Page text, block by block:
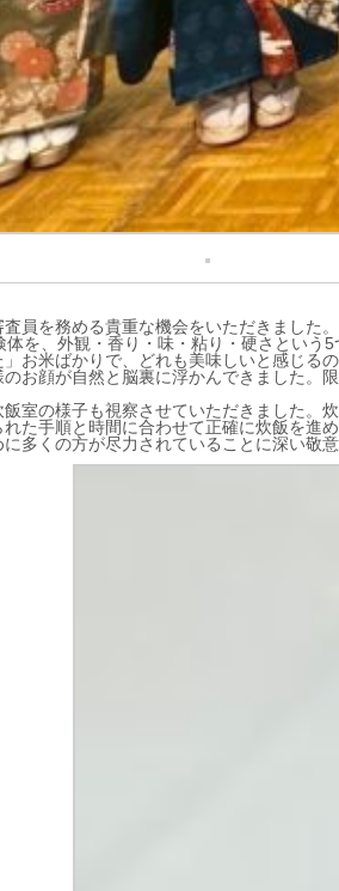
員を務める貴重な機会をいただきまし
体を、外観・香り・味・粘り・硬さとい
お米ばかりで、どれも美味しいと感じる
お顔が自然と脳裏に浮かんできました。
飯室の様子も視察させていただきました
た手順と時間に合わせて正確に炊飯を進
多くの方が尽力されていることに深い敬